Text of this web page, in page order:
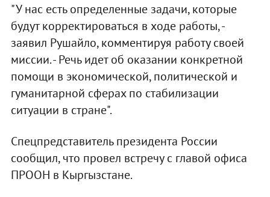
"У нас есть определенные задачи, которые
будут корректироваться в ходе работы, -
заявил Рушайло, комментируя работу своей
миссии. - Речь идет об оказании конкретной
помощи в экономической, политической и
гуманитарной сферах по стабилизации
ситуации в стране".
Спецпредставитель президента России
сообщил, что провел встречу с главой офиса
ПРООН в Кыргызстане.